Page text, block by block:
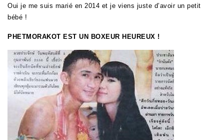
Oui je me suis marié en 2014 et je viens juste d’avoir un petit
bébé !
PHETMORAKOT EST UN BOXEUR HEUREUX !